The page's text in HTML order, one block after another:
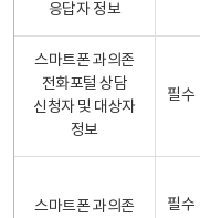
응답자 정보
스마트폰 과의존
전화포털 상담
신청자 및 대상자
정보
필수
스마트폰 과의존
필수